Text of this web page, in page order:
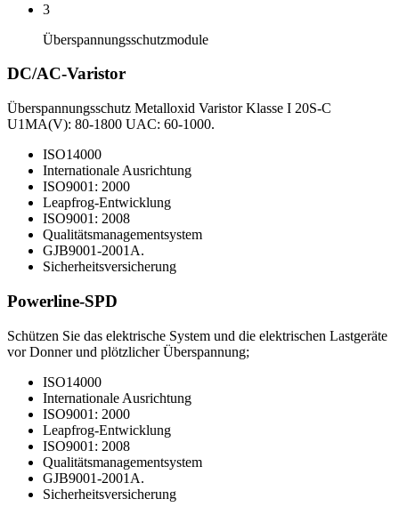
3
Überspannungsschutzmodule
DC/AC-Varistor
Überspannungsschutz Metalloxid Varistor Klasse I 20S-C
U1MA(V): 80-1800 UAC: 60-1000.
ISO14000
Internationale Ausrichtung
ISO9001: 2000
Leapfrog-Entwicklung
ISO9001: 2008
Qualitätsmanagementsystem
GJB9001-2001A.
Sicherheitsversicherung
Powerline-SPD
Schützen Sie das elektrische System und die elektrischen Lastgeräte
vor Donner und plötzlicher Überspannung;
ISO14000
Internationale Ausrichtung
ISO9001: 2000
Leapfrog-Entwicklung
ISO9001: 2008
Qualitätsmanagementsystem
GJB9001-2001A.
Sicherheitsversicherung